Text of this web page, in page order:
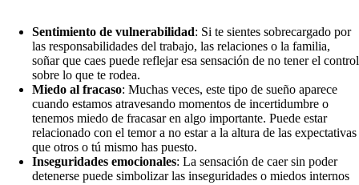
Sentimiento de vulnerabilidad: Si te sientes sobrecargado por
las responsabilidades del trabajo, las relaciones o la familia,
soñar que caes puede reflejar esa sensación de no tener el control
sobre lo que te rodea.
Miedo al fracaso: Muchas veces, este tipo de sueño aparece
cuando estamos atravesando momentos de incertidumbre o
tenemos miedo de fracasar en algo importante. Puede estar
relacionado con el temor a no estar a la altura de las expectativas
que otros o tú mismo has puesto.
Inseguridades emocionales: La sensación de caer sin poder
detenerse puede simbolizar las inseguridades o miedos internos